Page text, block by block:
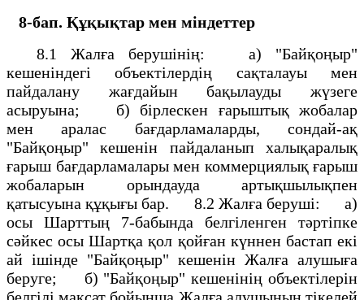
8-бап. Құқықтар мен міндеттер
8.1 Жалға берушінің: а) "Байқоңыр"
кешеніндегі объектілердің сақталауы мен
пайдалану жағдайын бақылауды жүзеге
асыруына; б) бірлескен ғарыштық жобалар
мен аралас бағдарламаларды, сондай-ақ
"Байқоңыр" кешенін пайдаланып халықаралық
ғарыш бағдарламалары мен коммерциялық ғарыш
жобаларын орындауда артықшылықпен
қатысуына құқығы бар. 8.2 Жалға беруші: а)
осы Шарттың 7-бабында белгіленген тәртіпке
сәйкес осы Шартқа қол қойған күннен бастап екі
ай ішінде "Байқоңыр" кешенін Жалға алушыға
беруге; б) "Байқоңыр" кешенінің объектілерін